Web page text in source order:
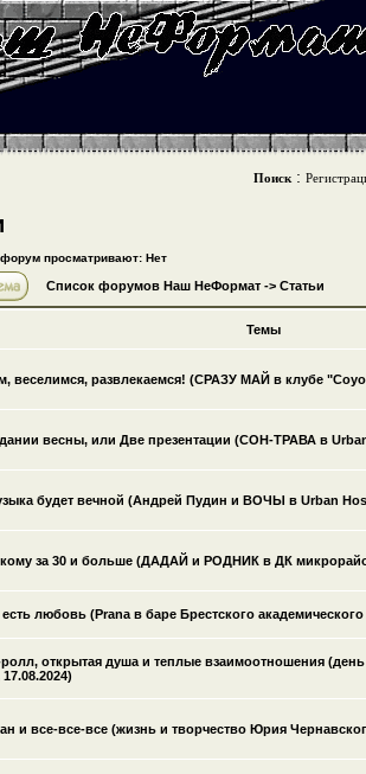
Поиск :
просматривают: Нет
Список форумов Наш НеФормат -> Статьи
Темы
веселимся, развлекаемся! (СРАЗУ МАЙ в клубе
весны, или Две презентации (СОН-ТРАВА в
будет вечной (Андрей Пудин и ВОЧЫ в Urban
за 30 и больше (ДАДАЙ и РОДНИК в ДК
любовь (Prana в баре Брестского академического
открытая душа и теплые взаимоотношения
и все-все-все (жизнь и творчество Юрия